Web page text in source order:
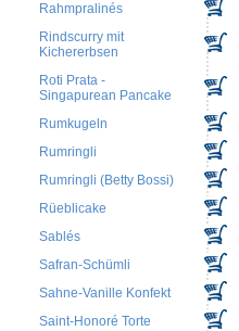
Rahmpralinés
Rindscurry mit
Kichererbsen
Roti Prata -
Singapurean Pancake
Rumkugeln
Rumringli
Rumringli (Betty Bossi)
Rüeblicake
Sablés
Safran-Schümli
Sahne-Vanille Konfekt
Saint-Honoré Torte